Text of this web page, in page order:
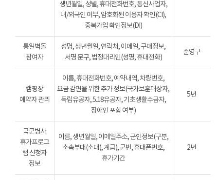
생년월일, 성별, 휴대전화번호, 통신사업자,
내/외국인 여부, 암호화된 이용자 확인(CI),
중복가입 확인정보(DI)
통일벽돌
참여자
성명, 생년월일, 연락처, 이메일, 구매정보,
서명 문구, 법정대리인(성명, 휴대전화)
준영구
캠핑장
예약자 관리
이름, 휴대전화번호, 예약내역, 차량번호,
요금 감면을 위한 추가 정보(국가보훈대상자,
독립유공자, 5.18유공자, 기초생활수급자,
장애인 포함 여부)
5년
국군병사
휴가프로그
램 신청자
정보
이름, 생년월일, 이메일주소, 군인정보(구분,
소속부대(소대), 계급), 군번, 휴대폰번호,
휴가기간
2년